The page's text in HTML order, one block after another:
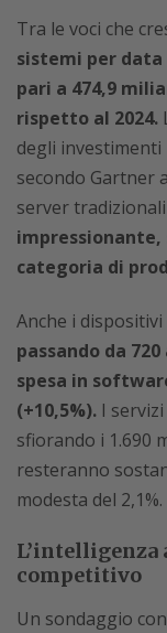
Tra le voci che
sistemi per data
pari a 474,9
rispetto al 2024.
degli investimenti
secondo Gartner
server
impressionante,
categoria di
Anche i
passando da
spesa in
(+10,5%). I
sfiorando i 1.690
resteranno
modesta del 2,1%.
competitivo
Un sondaggio